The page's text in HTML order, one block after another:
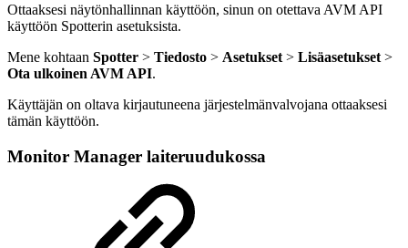
Ottaaksesi näytönhallinnan käyttöön, sinun on otettava AVM API
käyttöön Spotterin asetuksista.
Mene kohtaan Spotter > Tiedosto > Asetukset > Lisäasetukset >
Ota ulkoinen AVM API.
Käyttäjän on oltava kirjautuneena järjestelmänvalvojana ottaaksesi
tämän käyttöön.
Monitor Manager laiteruudukossa